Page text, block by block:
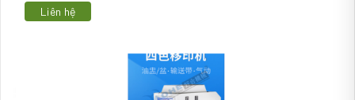
Liên hệ